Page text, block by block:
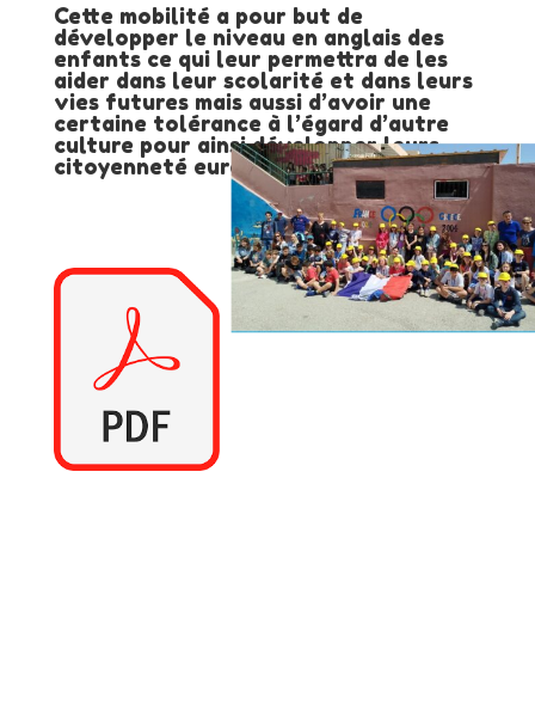
Cette mobilité a pour but de
développer le niveau en anglais des
enfants ce qui leur permettra de les
aider dans leur scolarité et dans leurs
vies futures mais aussi d’avoir une
certaine tolérance à l’égard d’autre
culture pour ainsi développer leurs
citoyenneté européenne.